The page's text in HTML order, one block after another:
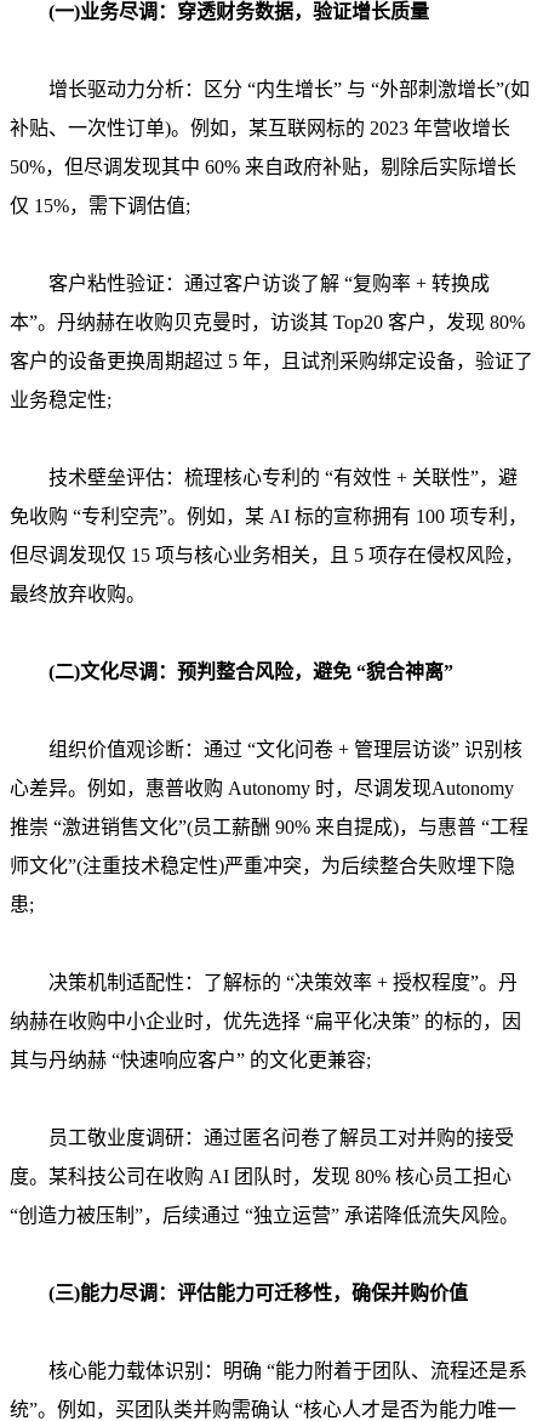
(一)业务尽调：穿透财务数据，验证增长质量
增长驱动力分析：区分 “内生增长” 与 “外部刺激增长”(如
补贴、一次性订单)。例如，某互联网标的 2023 年营收增长
50%，但尽调发现其中 60% 来自政府补贴，剔除后实际增长
仅 15%，需下调估值;
客户粘性验证：通过客户访谈了解 “复购率 + 转换成
本”。丹纳赫在收购贝克曼时，访谈其 Top20 客户，发现 80%
客户的设备更换周期超过 5 年，且试剂采购绑定设备，验证了
业务稳定性;
技术壁垒评估：梳理核心专利的 “有效性 + 关联性”，避
免收购 “专利空壳”。例如，某 AI 标的宣称拥有 100 项专利，
但尽调发现仅 15 项与核心业务相关，且 5 项存在侵权风险，
最终放弃收购。
(二)文化尽调：预判整合风险，避免 “貌合神离”
组织价值观诊断：通过 “文化问卷 + 管理层访谈” 识别核
心差异。例如，惠普收购 Autonomy 时，尽调发现Autonomy
推崇 “激进销售文化”(员工薪酬 90% 来自提成)，与惠普 “工程
师文化”(注重技术稳定性)严重冲突，为后续整合失败埋下隐
患;
决策机制适配性：了解标的 “决策效率 + 授权程度”。丹
纳赫在收购中小企业时，优先选择 “扁平化决策” 的标的，因
其与丹纳赫 “快速响应客户” 的文化更兼容;
员工敬业度调研：通过匿名问卷了解员工对并购的接受
度。某科技公司在收购 AI 团队时，发现 80% 核心员工担心
“创造力被压制”，后续通过 “独立运营” 承诺降低流失风险。
(三)能力尽调：评估能力可迁移性，确保并购价值
核心能力载体识别：明确 “能力附着于团队、流程还是系
统”。例如，买团队类并购需确认 “核心人才是否为能力唯一